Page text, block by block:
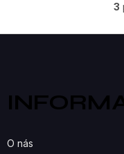
3
O nás